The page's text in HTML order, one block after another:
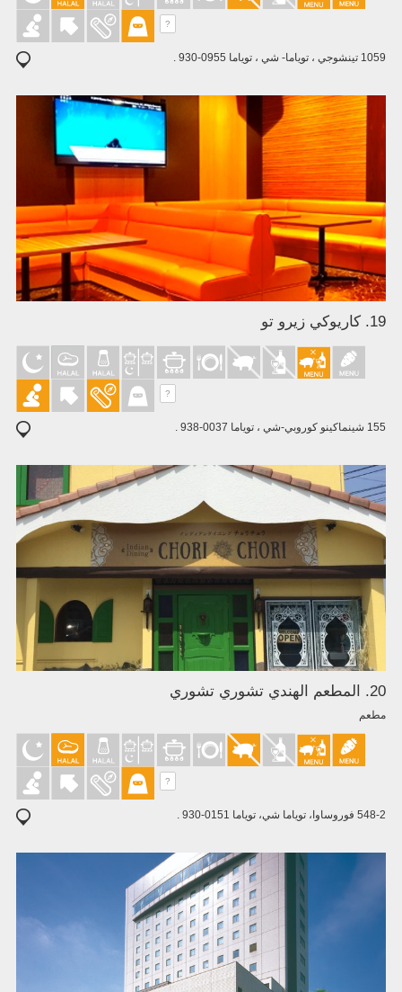
?
1059 تينشوجي ، توياما- شي ، توياما 0955-930 .
19. كاريوكي زيرو تو
?
155 شينماكينو كوروبي-شي ، توياما 0037-938 .
20. المطعم الهندي تشوري تشوري
مطعم
?
548-2 فوروساوا، توياما شي، توياما 0151-930 .